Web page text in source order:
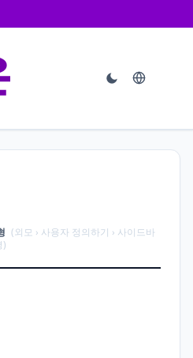
(외모 › 사용자 정의하기 › 사이드바
)